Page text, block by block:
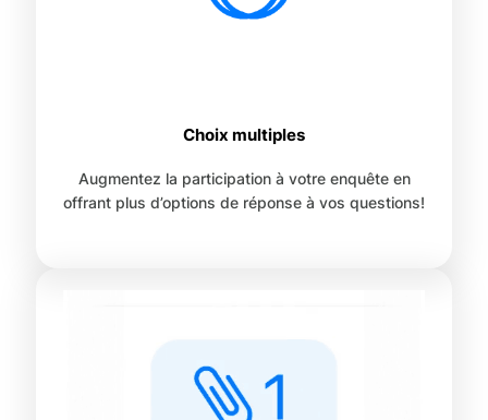
Choix multiples
Augmentez la participation à votre enquête en
offrant plus d’options de réponse à vos questions!